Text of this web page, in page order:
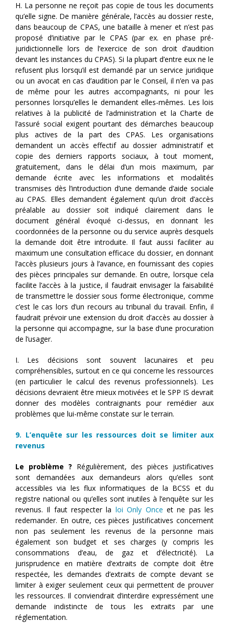
H. La personne ne reçoit pas copie de tous les documents
qu’elle signe. De manière générale, l’accès au dossier reste,
dans beaucoup de CPAS, une bataille à mener et n’est pas
proposé d’initiative par le CPAS (par ex. en phase pré-
juridictionnelle lors de l’exercice de son droit d’audition
devant les instances du CPAS). Si la plupart d’entre eux ne le
refusent plus lorsqu’il est demandé par un service juridique
ou un avocat en cas d’audition par le Conseil, il n’en va pas
de même pour les autres accompagnants, ni pour les
personnes lorsqu’elles le demandent elles-mêmes. Les lois
relatives à la publicité de l’administration et la Charte de
l’assuré social exigent pourtant des démarches beaucoup
plus actives de la part des CPAS. Les organisations
demandent un accès effectif au dossier administratif et
copie des derniers rapports sociaux, à tout moment,
gratuitement, dans le délai d’un mois maximum, par
demande écrite avec les informations et modalités
transmises dès l’introduction d’une demande d’aide sociale
au CPAS. Elles demandent également qu’un droit d’accès
préalable au dossier soit indiqué clairement dans le
document général évoqué ci-dessus, en donnant les
coordonnées de la personne ou du service auprès desquels
la demande doit être introduite. Il faut aussi faciliter au
maximum une consultation efficace du dossier, en donnant
l’accès plusieurs jours à l’avance, en fournissant des copies
des pièces principales sur demande. En outre, lorsque cela
facilite l’accès à la justice, il faudrait envisager la faisabilité
de transmettre le dossier sous forme électronique, comme
c’est le cas lors d’un recours au tribunal du travail. Enfin, il
faudrait prévoir une extension du droit d’accès au dossier à
la personne qui accompagne, sur la base d’une procuration
de l’usager.
I. Les décisions sont souvent lacunaires et peu
compréhensibles, surtout en ce qui concerne les ressources
(en particulier le calcul des revenus professionnels). Les
décisions devraient être mieux motivées et le SPP IS devrait
donner des modèles contraignants pour remédier aux
problèmes que lui-même constate sur le terrain.
9. L’enquête sur les ressources doit se limiter aux
revenus
Le problème ? Régulièrement, des pièces justificatives
sont demandées aux demandeurs alors qu’elles sont
accessibles via les flux informatiques de la BCSS et du
registre national ou qu’elles sont inutiles à l’enquête sur les
revenus. Il faut respecter la loi Only Once et ne pas les
redemander. En outre, ces pièces justificatives concernent
non pas seulement les revenus de la personne mais
également son budget et ses charges (y compris les
consommations d’eau, de gaz et d’électricité). La
jurisprudence en matière d’extraits de compte doit être
respectée, les demandes d’extraits de compte devant se
limiter à exiger seulement ceux qui permettent de prouver
les ressources. Il conviendrait d’interdire expressément une
demande indistincte de tous les extraits par une
réglementation.